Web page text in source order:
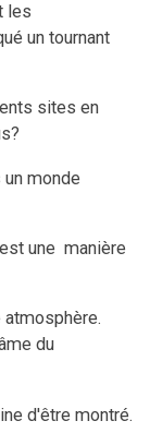
les
un tournant
sites en
un monde
une manière
atmosphère.
du
d'être montré.